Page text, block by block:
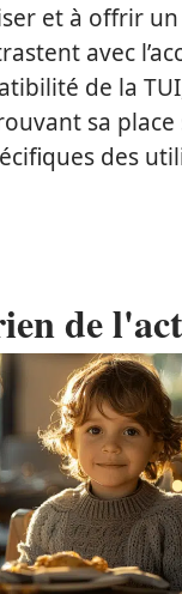
et à offrir
avec
de la
sa place
des
de